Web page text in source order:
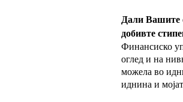
Дали Вашите
добивте
Финансиско
оглед и на
можела во
иднина и